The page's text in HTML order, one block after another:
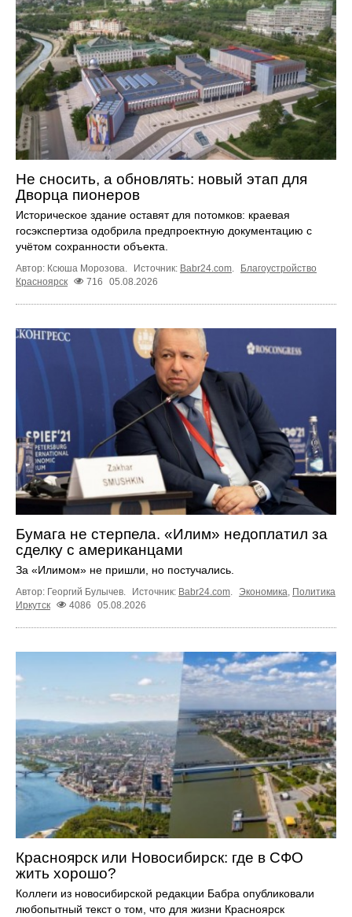
Не сносить, а обновлять: новый этап для
Дворца пионеров
Историческое здание оставят для потомков: краевая
госэкспертиза одобрила предпроектную документацию с
учётом сохранности объекта.
Автор: Ксюша Морозова. Источник: Babr24.com.
Благоустройство
Красноярск
716 05.08.2026
Бумага не стерпела. «Илим» недоплатил за
сделку с американцами
За «Илимом» не пришли, но постучались.
Автор: Георгий Булычев. Источник: Babr24.com. Экономика, Политика
Иркутск
4086 05.08.2026
Красноярск или Новосибирск: где в СФО
жить хорошо?
Коллеги из новосибирской редакции Бабра опубликовали
любопытный текст о том, что для жизни Красноярск